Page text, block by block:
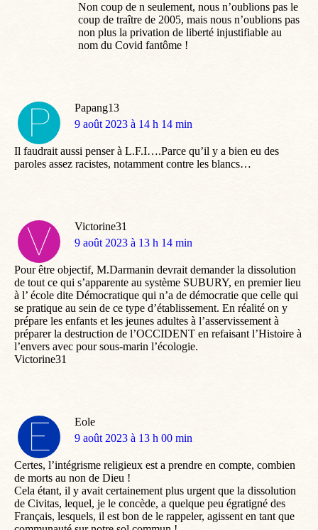
Non coup de n seulement, nous n’oublions pas le
coup de traître de 2005, mais nous n’oublions pas
non plus la privation de liberté injustifiable au
nom du Covid fantôme !
Papang13
dit
9 août 2023 à 14 h 14 min
Il faudrait aussi penser à L.F.I….Parce qu’il y a bien eu des
paroles assez racistes, notamment contre les blancs…
Victorine31
dit
9 août 2023 à 13 h 14 min
Pour être objectif, M.Darmanin devrait demander la dissolution
de tout ce qui s’apparente au système SUBURY, en premier lieu
à l’ école dite Démocratique qui n’a de démocratie que celle qui
se pratique au sein de ce type d’établissement. En réalité on y
prépare les enfants et les jeunes adultes à l’asservissement à
préparer la destruction de l’OCCIDENT en refaisant l’Histoire à
l’envers avec pour sous-marin l’écologie.
Victorine31
Eole
dit
9 août 2023 à 13 h 00 min
Certes, l’intégrisme religieux est a prendre en compte, combien
de morts au non de Dieu !
Cela étant, il y avait certainement plus urgent que la dissolution
de Civitas, lequel, je le concède, a quelque peu égratigné des
Français, lesquels, il est bon de le rappeler, agissent en tant que